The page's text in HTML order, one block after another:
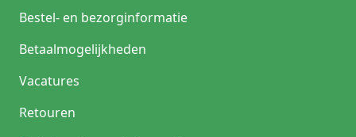
Bestel- en bezorginformatie
Betaalmogelijkheden
Vacatures
Retouren